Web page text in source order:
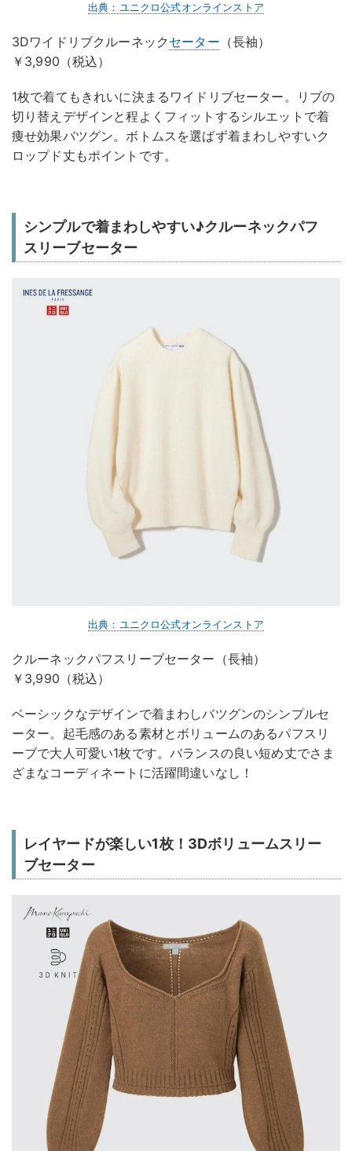
出典：ユニクロ公式オンラインストア
3Dワイドリブクルーネック セーター （長袖）
￥3,990（税込）
1枚で着てもきれいに決まるワイドリブセーター。リブの
切り替えデザインと程よくフィットするシルエットで着
痩せ効果バツグン。ボトムスを選ばず着まわしやすいク
ロップド丈もポイントです。
シンプルで着まわしやすい♪クルーネックパフ
スリーブセーター
出典：ユニクロ公式オンラインストア
クルーネックパフスリーブセーター（長袖）
￥3,990（税込）
ベーシックなデザインで着まわしバツグンのシンプルセ
ーター。起毛感のある素材とボリュームのあるパフスリ
ーブで大人可愛い1枚です。バランスの良い短め丈でさま
ざまなコーディネートに活躍間違いなし！
レイヤードが楽しい1枚！3Dボリュームスリー
ブセーター